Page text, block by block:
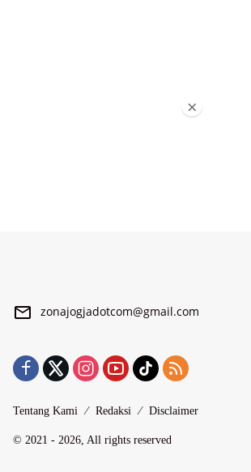
zonajogjadotcom@gmail.com
Tentang Kami Redaksi Disclaimer
© 2021 - 2026, All rights reserved
×